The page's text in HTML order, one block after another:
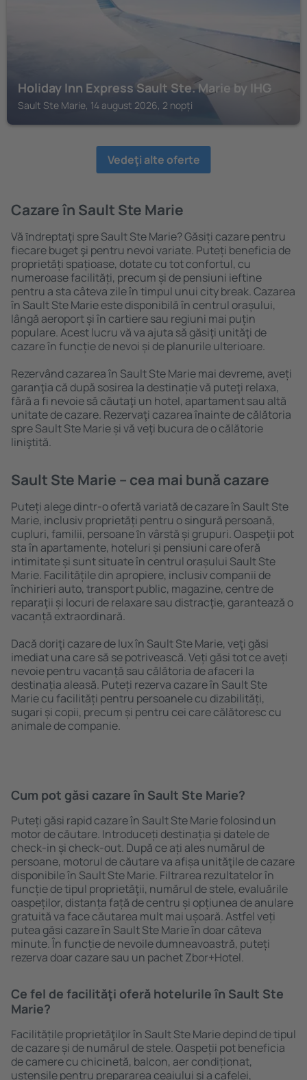
Holiday Inn Express Sault Ste. Marie by IHG
Sault Ste Marie, 14 august 2026, 2 nopți
Vedeţi alte oferte
Cazare în Sault Ste Marie
Vă ȋndreptaţi spre Sault Ste Marie? Găsiți cazare pentru
fiecare buget şi pentru nevoi variate. Puteți beneficia de
proprietăți spațioase, dotate cu tot confortul, cu
numeroase facilități, precum și de pensiuni ieftine
pentru a sta câteva zile în timpul unui city break. Cazarea
în Sault Ste Marie este disponibilă în centrul orașului,
lângă aeroport și în cartiere sau regiuni mai puțin
populare. Acest lucru vă va ajuta să găsiţi unităţi de
cazare în funcție de nevoi și de planurile ulterioare.
Rezervând cazarea în Sault Ste Marie mai devreme, aveți
garanţia că după sosirea la destinație vă puteţi relaxa,
fără a fi nevoie să căutaţi un hotel, apartament sau altă
unitate de cazare. Rezervaţi cazarea înainte de călătoria
spre Sault Ste Marie și vă veţi bucura de o călătorie
liniştită.
Sault Ste Marie – cea mai bună cazare
Puteți alege dintr-o ofertă variată de cazare în Sault Ste
Marie, inclusiv proprietăți pentru o singură persoană,
cupluri, familii, persoane ȋn vârstă și grupuri. Oaspeţii pot
sta în apartamente, hoteluri și pensiuni care oferă
intimitate și sunt situate în centrul orașului Sault Ste
Marie. Facilitățile din apropiere, inclusiv companii de
închirieri auto, transport public, magazine, centre de
reparaţii și locuri de relaxare sau distracţie, garantează o
vacanță extraordinară.
Dacă doriţi cazare de lux în Sault Ste Marie, veţi găsi
imediat una care să se potrivească. Veți găsi tot ce aveți
nevoie pentru vacanță sau călătoria de afaceri la
destinația aleasă. Puteți rezerva cazare în Sault Ste
Marie cu facilități pentru persoanele cu dizabilități,
sugari și copii, precum și pentru cei care călătoresc cu
animale de companie.
Cum pot găsi cazare în Sault Ste Marie?
Puteți găsi rapid cazare în Sault Ste Marie folosind un
motor de căutare. Introduceți destinația și datele de
check-in și check-out. După ce ați ales numărul de
persoane, motorul de căutare va afișa unităţile de cazare
disponibile în Sault Ste Marie. Filtrarea rezultatelor în
funcție de tipul proprietăţii, numărul de stele, evaluările
oaspeților, distanța față de centru și opțiunea de anulare
gratuită va face căutarea mult mai ușoară. Astfel veți
putea găsi cazare în Sault Ste Marie în doar câteva
minute. În funcție de nevoile dumneavoastră, puteți
rezerva doar cazare sau un pachet Zbor+Hotel.
Ce fel de facilităţi oferă hotelurile în Sault Ste
Marie?
Facilitățile proprietăţilor în Sault Ste Marie depind de tipul
de cazare și de numărul de stele. Oaspeții pot beneficia
de camere cu chicinetă, balcon, aer condiționat,
ustensile pentru prepararea ceaiului şi a cafelei,